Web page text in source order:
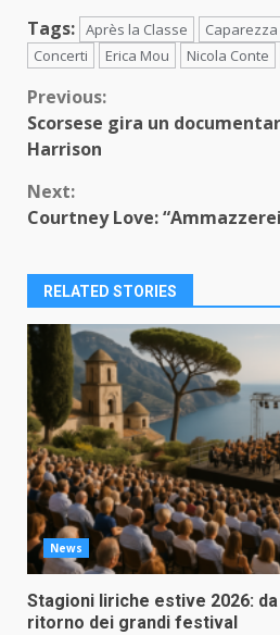
Tags: Après la Classe Caparezza
Concerti
Erica Mou Nicola Conte
Continue
Reading
Previous:
Scorsese gira un
Harrison
Next:
Courtney Love:
RELATED STORIES
News
Stagioni liriche estive 2026:
ritorno dei grandi festival